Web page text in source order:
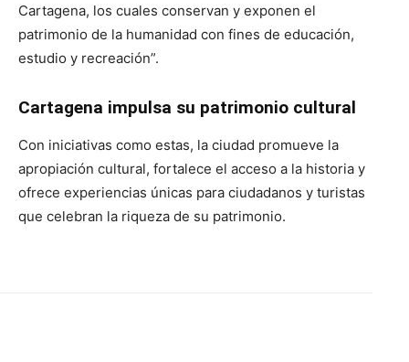
Cartagena, los cuales conservan y exponen el
patrimonio de la humanidad con fines de educación,
estudio y recreación”.
Cartagena impulsa su patrimonio cultural
Con iniciativas como estas, la ciudad promueve la
apropiación cultural, fortalece el acceso a la historia y
ofrece experiencias únicas para ciudadanos y turistas
que celebran la riqueza de su patrimonio.